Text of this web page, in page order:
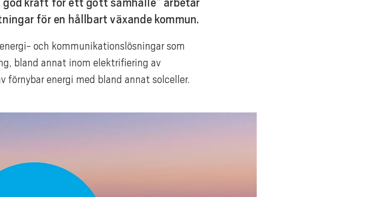
för en hållbart växande kommun.
och kommunikationslösningar som
bland annat inom elektrifiering av
förnybar energi med bland annat solceller.